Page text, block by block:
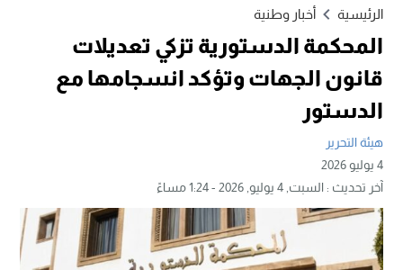
الرئيسية أخبار وطنية
المحكمة الدستورية تزكي تعديلات
قانون الجهات وتؤكد انسجامها مع
الدستور
هيئة التحرير
4 يوليو 2026
آخر تحديث :السبت, 4 يوليو, 2026 - 1:24 مساءً